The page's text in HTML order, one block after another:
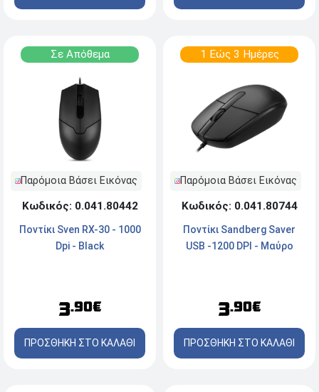
Σε Απόθεμα
Παρόμοια Βάσει Εικόνας
Κωδικός: 0.041.80442
Ποντίκι Sven RX-30 - 1000
Dpi - Black
3.90€
ΠΡΟΣΘΗΚΗ ΣΤΟ ΚΑΛΑΘΙ
1 Εώς 3 Ημέρες
Παρόμοια Βάσει Εικόνας
Κωδικός: 0.041.80744
Ποντίκι Sandberg Saver
USB -1200 DPI - Μαύρο
3.90€
ΠΡΟΣΘΗΚΗ ΣΤΟ ΚΑΛΑΘΙ